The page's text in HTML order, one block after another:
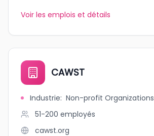
Voir les emplois et détails
CAWST
Industrie: Non-profit Organizations
51-200 employés
cawst.org